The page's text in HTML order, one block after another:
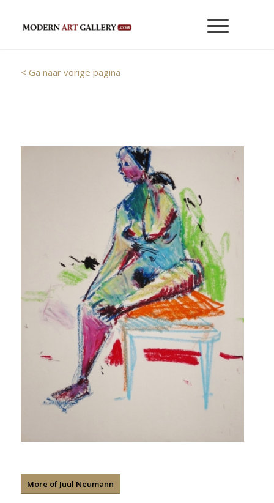
< Ga naar vorige pagina
More of Juul Neumann